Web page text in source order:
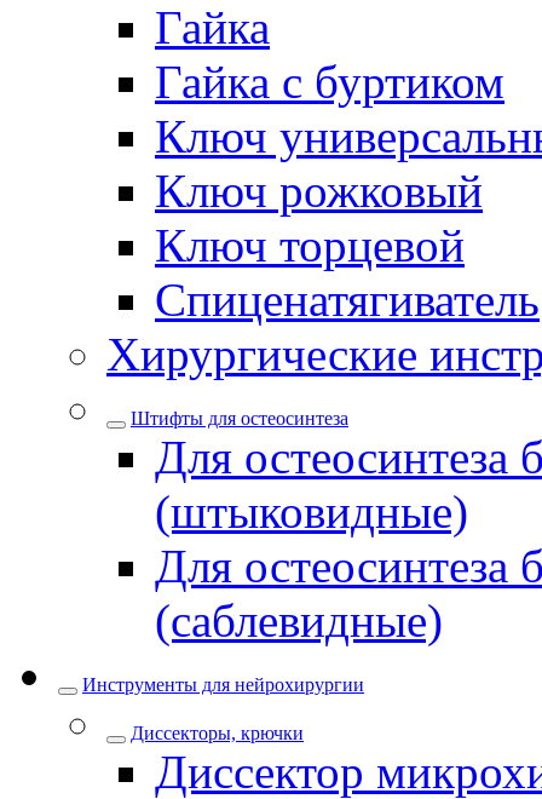
Гайка
Гайка с буртиком
Ключ
Ключ рожковый
Ключ торцевой
Спиценатягиватель
Хирургические
Штифты для остеосинтеза
Для остеосинтеза
(штыковидные)
Для остеосинтеза
(саблевидные)
Инструменты для нейрохирургии
Диссекторы, крючки
Диссектор